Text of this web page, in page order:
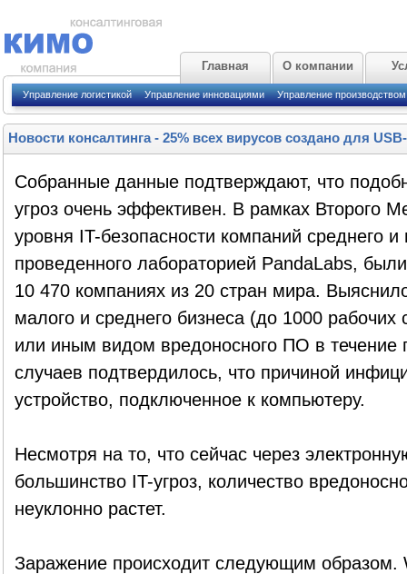
Главная О компании
Управление логистикой Управление инновациями Управление производством
Новости консалтинга- 25% всех вирусов создано для
Собранные данные подтверждают, что
угроз очень эффективен. В рамках Второго
уровня IT-безопасности компаний среднего и
проведенного лабораторией PandaLabs,
10 470 компаниях из 20 стран мира.
малого и среднего бизнеса (до 1000
или иным видом вредоносного ПО в течение
случаев подтвердилось, что причиной
устройство, подключенное к компьютеру.
Несмотря на то, что сейчас через
большинство IT-угроз, количество
неуклонно растет.
Заражение происходит следующим образом.